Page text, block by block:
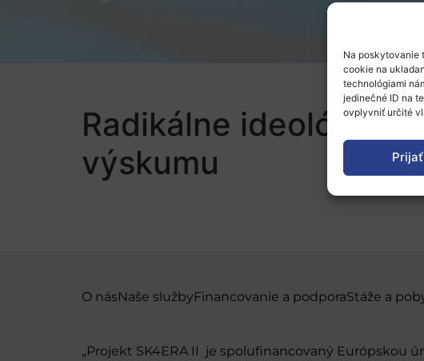
Na poskytovanie
cookie na
technológiami
jedinečné ID na
ovplyvniť určité
Prijať
Radikálne ideológie a
výskumu
O násNaše službyFinancovanie a podporaStáže a
„Projekt SK4ERA II je spolufinancovaný Európskou